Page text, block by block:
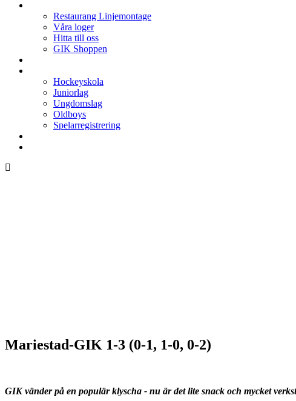
Restaurang Linjemontage
Våra loger
Hitta till oss
GIK Shoppen
Hockeyskola
Juniorlag
Ungdomslag
Oldboys
Spelarregistrering
Mariestad-GIK 1-3 (0-1, 1-0, 0-2)
GIK vänder på en populär klyscha - nu är det lite snack och mycket